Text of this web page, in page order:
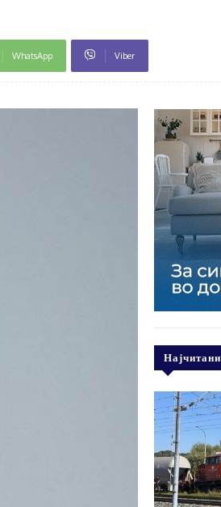
WhatsApp Viber
Најчитани